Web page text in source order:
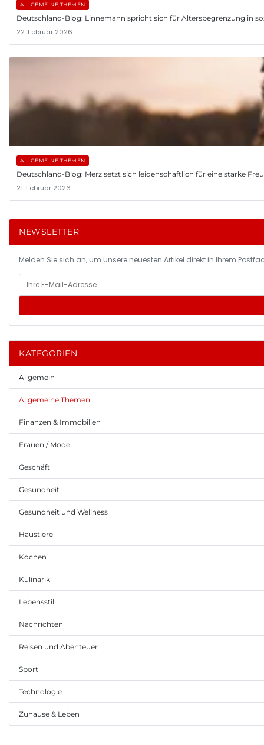
ALLGEMEINE THEMEN
Deutschland-Blog: Linnemann spricht sich für Altersbegrenzung in
22. Februar 2026
ALLGEMEINE THEMEN
Deutschland-Blog: Merz setzt sich leidenschaftlich für eine starke
21. Februar 2026
NEWSLETTER
Melden Sie sich an, um unsere neuesten Artikel direkt in Ihrem
KATEGORIEN
Allgemein
Allgemeine Themen
Finanzen & Immobilien
Frauen / Mode
Geschäft
Gesundheit
Gesundheit und Wellness
Haustiere
Kochen
Kulinarik
Lebensstil
Nachrichten
Reisen und Abenteuer
Sport
Technologie
Zuhause & Leben